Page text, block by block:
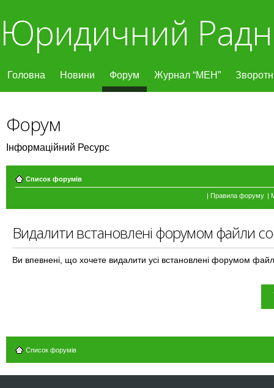
Юридичний
Головна Новини Форум Журнал “МЕН”
Форум
Інформаційний Ресурс
Список форумів
| Правила форуму |
Видалити встановлені форумом файли
Ви впевнені, що хочете видалити усі встановлені форумом
Список форумів